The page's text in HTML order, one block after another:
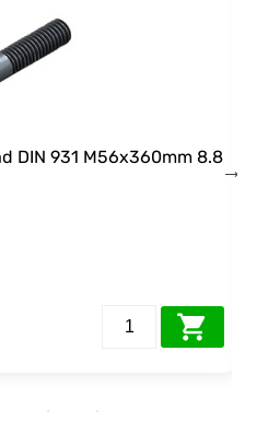
DIN 931 M56x360mm 8.8